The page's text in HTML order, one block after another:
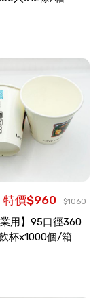
特價$960 $1060
業用】95口徑360
杯x1000個/箱